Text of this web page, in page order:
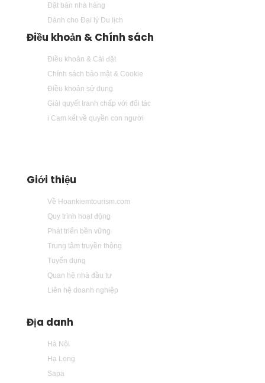
Đặt bàn nhà hàng
Dành cho Đại lý Du lịch
Điều khoản & Chính sách
Điều khoản & Cài đặt
Chính sách bảo mật & Cookie
Điều khoản sử dụng
Giải quyết tranh chấp với đối tác
i Cam kết về quyền con người
Giới thiệu
Về Hoankiemtourism.com
Quy trình hoạt động
Phát triển bền vững
Trung tâm truyền thông
Tuyển dụng
Quan hệ nhà đầu tư
Liên hệ doanh nghiệp
Địa danh
Hà Nội
Hạ Long
Sapa